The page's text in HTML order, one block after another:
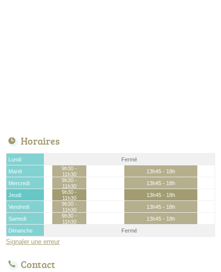
Horaires
Lundi
Fermé
Mardi
9h30 -
11h30
13h45 - 18h
Mercredi
9h30 -
11h30
13h45 - 18h
Jeudi
9h30 -
11h30
13h45 - 18h
Vendredi
9h30 -
11h30
13h45 - 18h
Samedi
9h30 -
11h30
13h45 - 18h
Dimanche
Fermé
Signaler une erreur
Contact